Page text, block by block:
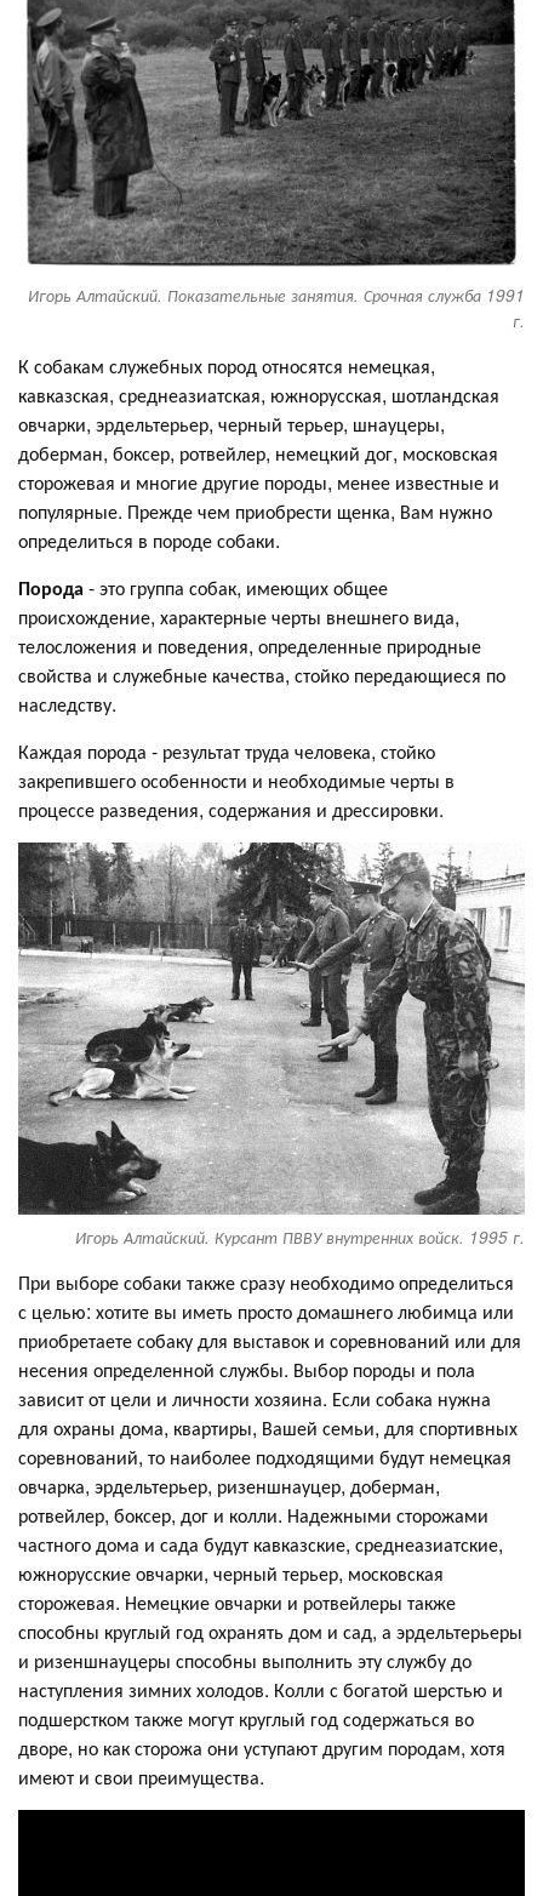
Игорь Алтайский. Показательные занятия. Срочная служба 1991
г.
К собакам служебных пород относятся немецкая,
кавказская, среднеазиатская, южнорусская, шотландская
овчарки, эрдельтерьер, черный терьер, шнауцеры,
доберман, боксер, ротвейлер, немецкий дог, московская
сторожевая и многие другие породы, менее известные и
популярные. Прежде чем приобрести щенка, Вам нужно
определиться в породе собаки.
Порода - это группа собак, имеющих общее
происхождение, характерные черты внешнего вида,
телосложения и поведения, определенные природные
свойства и служебные качества, стойко передающиеся по
наследству.
Каждая порода - результат труда человека, стойко
закрепившего особенности и необходимые черты в
процессе разведения, содержания и дрессировки.
Игорь Алтайский. Курсант ПВВУ внутренних войск. 1995 г.
При выборе собаки также сразу необходимо определиться
с целью: хотите вы иметь просто домашнего любимца или
приобретаете собаку для выставок и соревнований или для
несения определенной службы. Выбор породы и пола
зависит от цели и личности хозяина. Если собака нужна
для охраны дома, квартиры, Вашей семьи, для спортивных
соревнований, то наиболее подходящими будут немецкая
овчарка, эрдельтерьер, ризеншнауцер, доберман,
ротвейлер, боксер, дог и колли. Надежными сторожами
частного дома и сада будут кавказские, среднеазиатские,
южнорусские овчарки, черный терьер, московская
сторожевая. Немецкие овчарки и ротвейлеры также
способны круглый год охранять дом и сад, а эрдельтерьеры
и ризеншнауцеры способны выполнить эту службу до
наступления зимних холодов. Колли с богатой шерстью и
подшерстком также могут круглый год содержаться во
дворе, но как сторожа они уступают другим породам, хотя
имеют и свои преимущества.